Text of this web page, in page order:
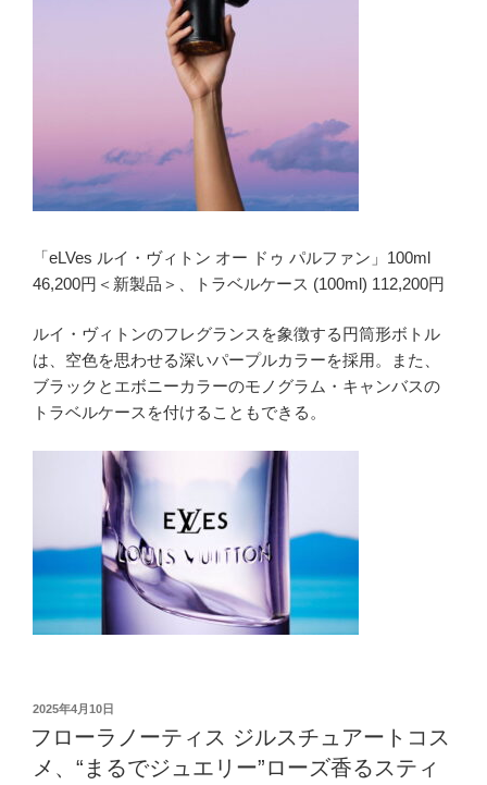
「eLVes ルイ・ヴィトン オー ドゥ パルファン」100ml
46,200円＜新製品＞、トラベルケース (100ml) 112,200円
ルイ・ヴィトンのフレグランスを象徴する円筒形ボトル
は、空色を思わせる深いパープルカラーを採用。また、
ブラックとエボニーカラーのモノグラム・キャンバスの
トラベルケースを付けることもできる。
投
稿
日:
2025年4月10日
フローラノーティス ジルスチュアートコス
メ、“まるでジュエリー”ローズ香るスティ